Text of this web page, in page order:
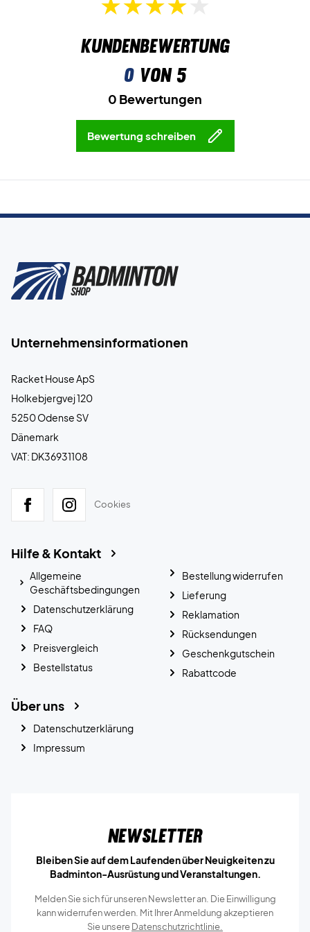
Kundenbewertung
0von 5
0 Bewertungen
Bewertung schreiben
Unternehmensinformationen
Racket House ApS
Holkebjergvej 120
5250 Odense SV
Dänemark
VAT: DK36931108
Cookies
Hilfe & Kontakt
Allgemeine
Geschäftsbedingungen
Datenschutzerklärung
FAQ
Preisvergleich
Bestellstatus
Bestellung widerrufen
Lieferung
Reklamation
Rücksendungen
Geschenkgutschein
Rabattcode
Über uns
Datenschutzerklärung
Impressum
Newsletter
Bleiben Sie auf dem Laufenden über Neuigkeiten zu
Badminton-Ausrüstung und Veranstaltungen.
Melden Sie sich für unseren Newsletter an. Die Einwilligung
kann widerrufen werden. Mit Ihrer Anmeldung akzeptieren
Sie unsereDatenschutzrichtlinie.